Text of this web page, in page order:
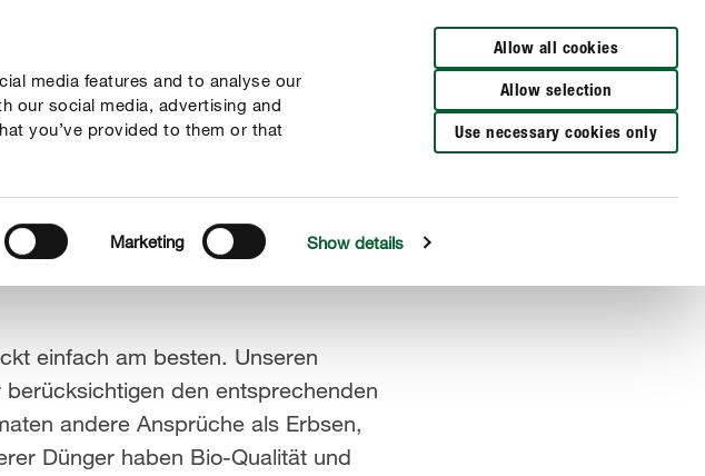
media features and to analyse our
our social media, advertising and
you’ve provided to them or that
Marketing Show details
Allow all cookies
Allow selection
Use necessary cookies only
Unternehmen
einfach am besten. Unseren
den entsprechenden
andere Ansprüche als Erbsen,
Dünger haben Bio-Qualität und